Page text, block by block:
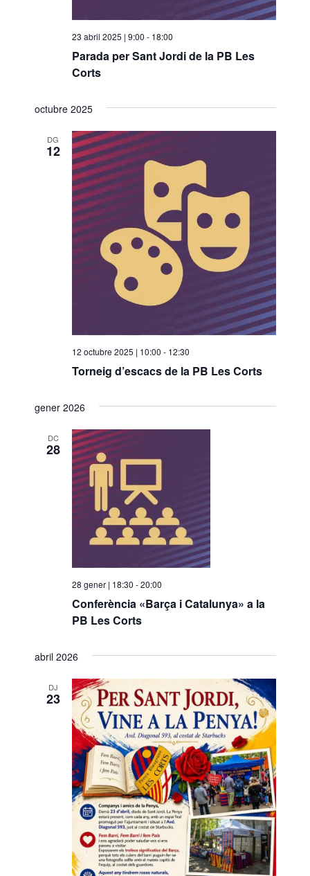
Parada per Sant Jordi de la PB Les
Corts
23 abril 2025 | 9:00 - 18:00
octubre 2025
DG
12
Torneig d’escacs de la PB Les Corts
12 octubre 2025 | 10:00 - 12:30
gener 2026
DC
28
Conferència «Barça i Catalunya» a la
PB Les Corts
28 gener | 18:30 -20:00
abril 2026
DJ
23